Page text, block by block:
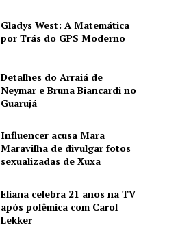
Gladys West: A Matemática
por Trás do GPS Moderno
Detalhes do Arraiá de
Neymar e Bruna Biancardi no
Guarujá
Influencer acusa Mara
Maravilha de divulgar fotos
sexualizadas de Xuxa
Eliana celebra 21 anos na TV
após polêmica com Carol
Lekker